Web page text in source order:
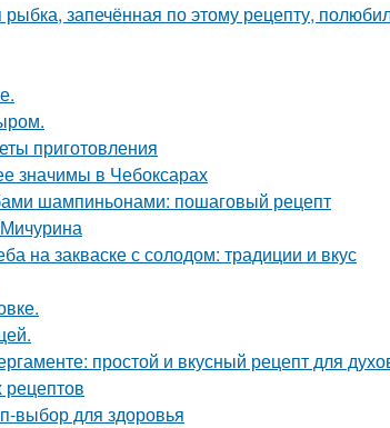
запечённая по этому рецепту,
приготовления
значимы в Чебоксарах
шампиньонами: пошаговый рецепт
на закваске с солодом: традиции и вкус
простой и вкусный рецепт для
выбор для здоровья